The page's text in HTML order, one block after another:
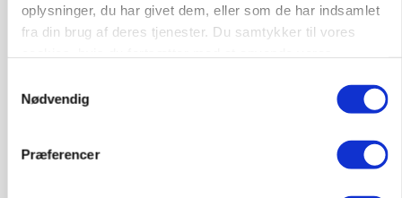
oplysninger, du har givet dem, eller som de har indsamlet
fra din brug af deres tjenester. Du samtykker til vores
Nødvendig
Præferencer